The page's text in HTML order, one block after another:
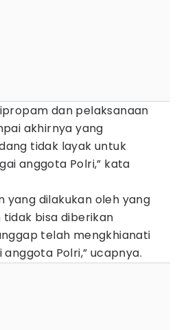
dan pelaksanaan
akhirnya yang
tidak layak untuk
anggota Polri,” kata
yang dilakukan oleh yang
bisa diberikan
telah mengkhianati
Polri,” ucapnya.